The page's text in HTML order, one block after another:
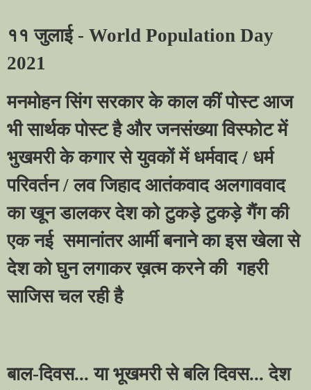
११ जुलाई - World Population Day
2021
मनमोहन सिंग सरकार के काल कीं पोस्ट आज
भी सार्थक पोस्ट है और जनसंख्या विस्फोट में
भुखमरी के कगार से युवकों में धर्मवाद / धर्म
परिवर्तन / लव जिहाद आतंकवाद अलगाववाद
का खून डालकर देश को टुकड़े टुकड़े गैंग की
एक नई समानांतर आर्मी बनाने का इस खेला से
देश को घुन लगाकर ख़त्म करने की गहरी
साजिस चल रही है
बाल-दिवस... या भूखमरी से बलि दिवस... देश